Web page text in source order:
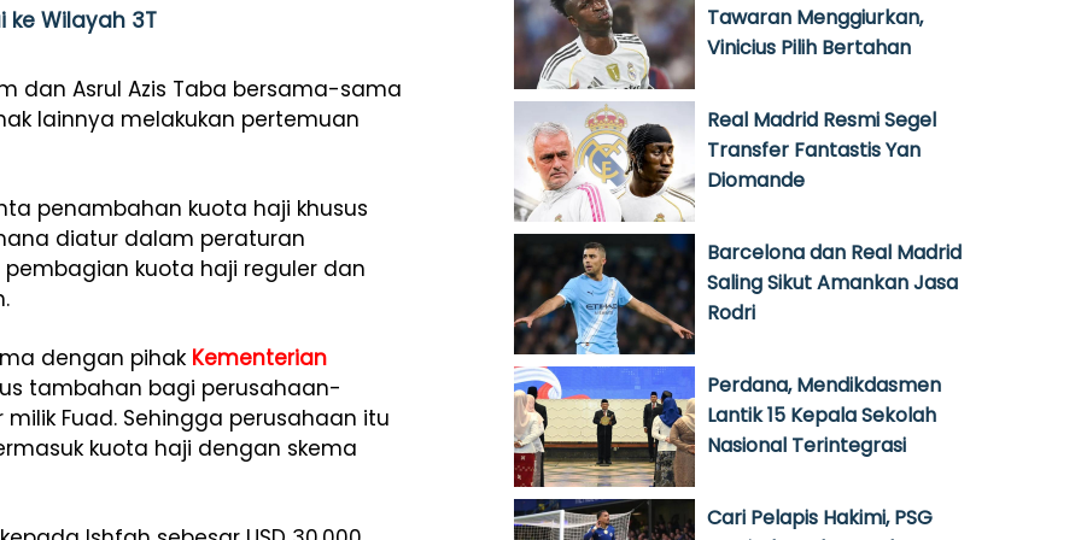
ke Wilayah 3T
dan Asrul Azis Taba bersama-sama
lainnya melakukan pertemuan
penambahan kuota haji khusus
diatur dalam peraturan
kuota haji reguler dan
dengan pihak Kementerian
tambahan bagi perusahaan-
Fuad. Sehingga perusahaan itu
kuota haji dengan skema
Tawaran Menggiurkan,
Vinicius Pilih Bertahan
Real Madrid Resmi Segel
Transfer Fantastis Yan
Diomande
Barcelona dan Real Madrid
Saling Sikut Amankan Jasa
Rodri
Perdana, Mendikdasmen
Lantik 15 Kepala Sekolah
Nasional Terintegrasi
Cari Pelapis Hakimi, PSG